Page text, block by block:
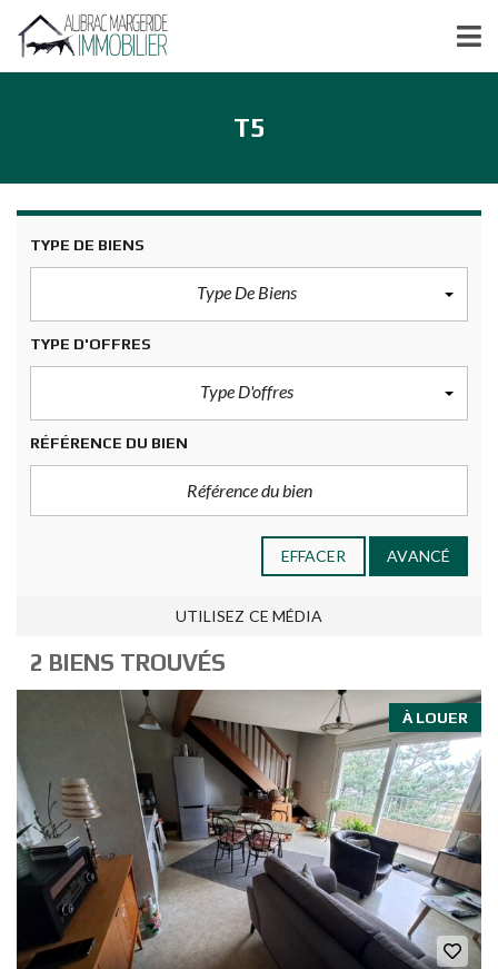
T5
TYPE DE BIENS
Type De Biens
TYPE D'OFFRES
Type D'offres
RÉFÉRENCE DU BIEN
EFFACER AVANCÉ
UTILISEZ CE MÉDIA
2 BIENS TROUVÉS
À LOUER